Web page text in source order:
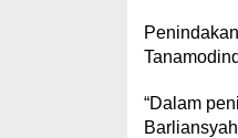
“Dalam